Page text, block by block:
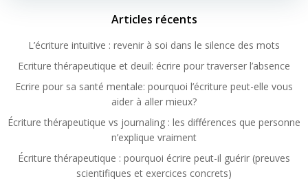
Articles récents
L’écriture intuitive : revenir à soi dans le silence des mots
Ecriture thérapeutique et deuil: écrire pour traverser l’absence
Ecrire pour sa santé mentale: pourquoi l’écriture peut-elle vous
aider à aller mieux?
Écriture thérapeutique vs journaling : les différences que personne
n’explique vraiment
Écriture thérapeutique : pourquoi écrire peut-il guérir (preuves
scientifiques et exercices concrets)